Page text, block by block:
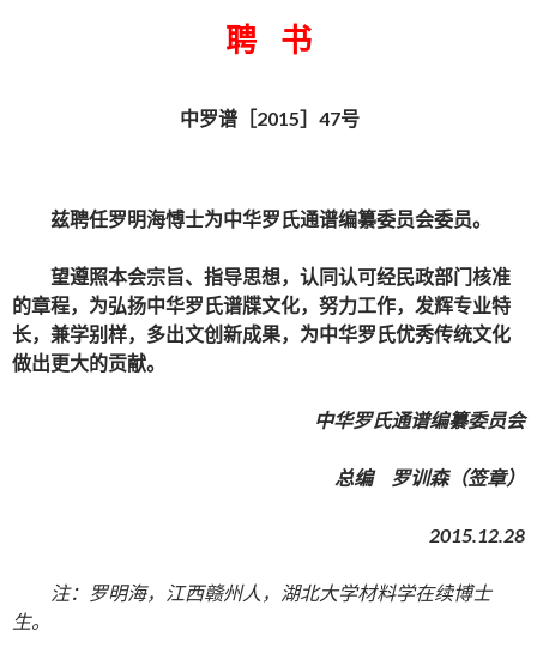
聘 书
中罗谱［2015］47号
兹聘任罗明海愽士为中华罗氏通谱编纂委员会委员。
望遵照本会宗旨、指导思想，认同认可经民政部门核准
的章程，为弘扬中华罗氏谱牒文化，努力工作，发辉专业特
长，兼学别样，多出文创新成果，为中华罗氏优秀传统文化
做出更大的贡献。
中华罗氏通谱编纂委员会
总编 罗训森（签章）
2015.12.28
注：罗明海，江西赣州人，湖北大学材料学在续博士
生。